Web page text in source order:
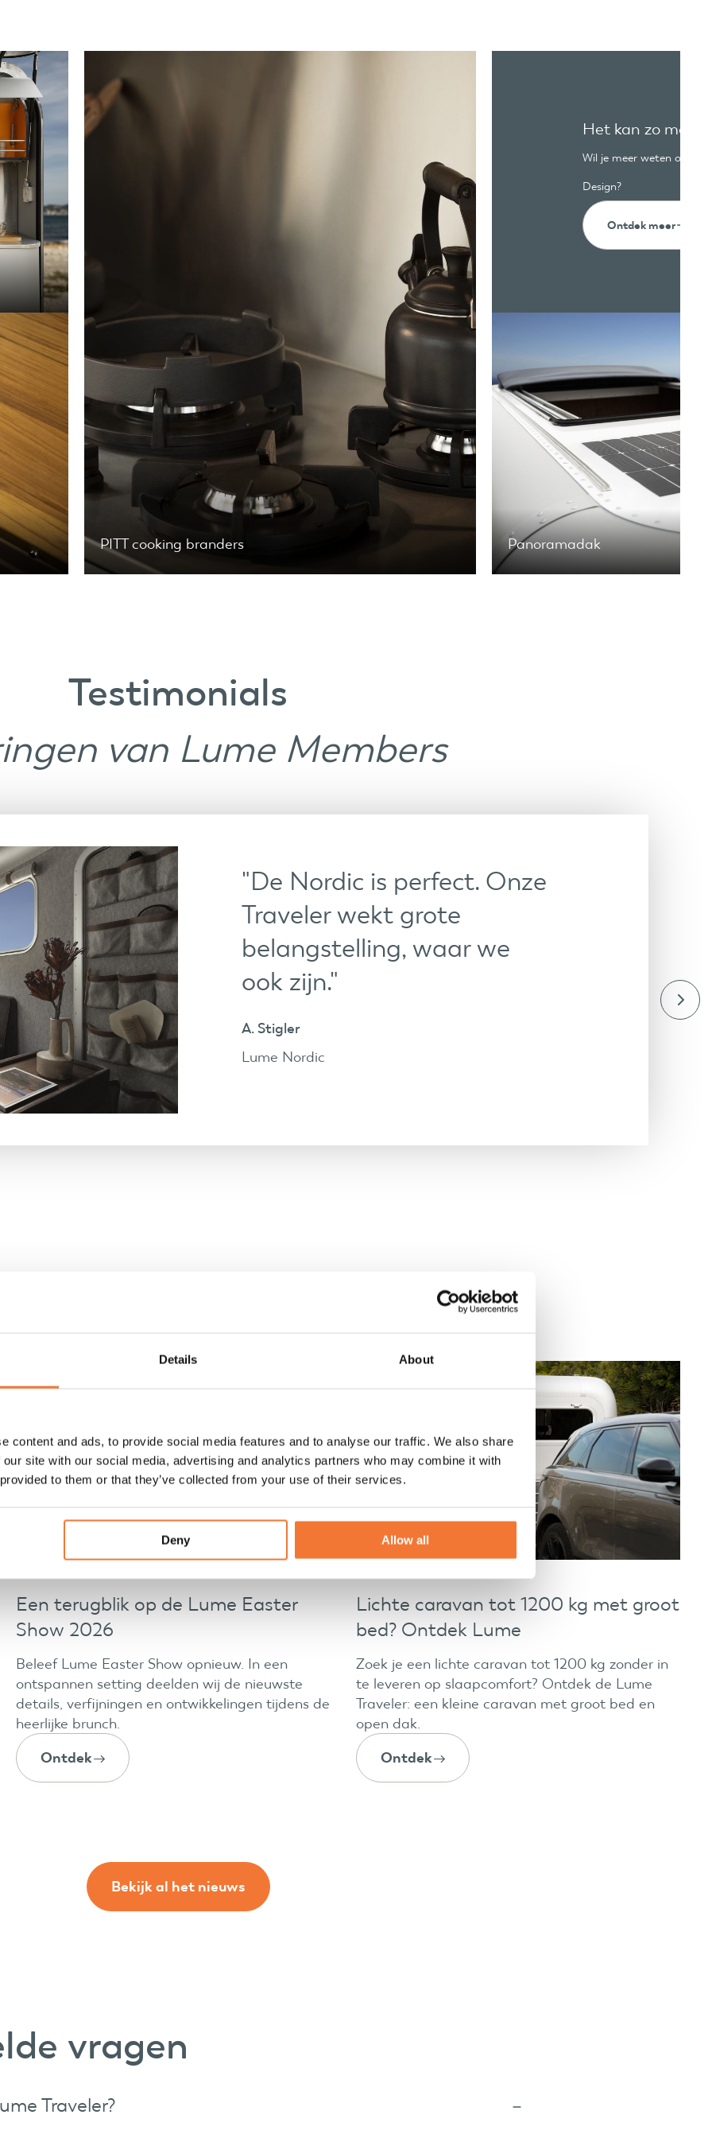
Details About
content and ads, to provide social media features and to analyse our traffic. We also share
site with our social media, advertising and analytics partners who may combine it with
to them or that they’ve collected from your use of their services.
Deny Allow all
PITT cooking branders
Het kan zo mooi
Wil je meer weten over
Design?
Ontdek meer
Panoramadak
Testimonials
van Lume Members
"De Nordic is perfect. Onze
Traveler wekt grote
belangstelling, waar we
ook zijn."
A. Stigler
Lume Nordic
Een terugblik op de Lume Easter
Show 2026
Beleef Lume Easter Show opnieuw. In een
ontspannen setting deelden wij de nieuwste
details, verfijningen en ontwikkelingen tijdens de
heerlijke brunch.
Ontdek
Events
Lichte caravan tot 1200 kg met groot
bed? Ontdek Lume
Zoek je een lichte caravan tot 1200 kg zonder in
te leveren op slaapcomfort? Ontdek de Lume
Traveler: een kleine caravan met groot bed en
open dak.
Ontdek
Bekijk al het nieuws
vragen
Traveler?